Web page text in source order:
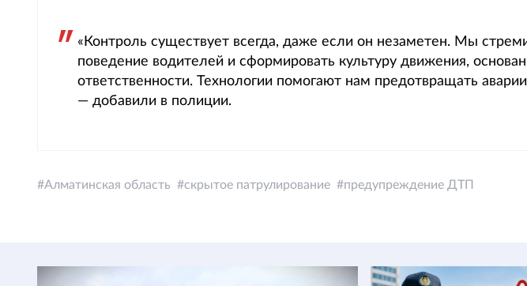
«Контроль существует всегда, даже если он незаметен. Мы
поведение водителей и сформировать культуру движения,
ответственности. Технологии помогают нам предотвращать
— добавили в полиции.
Алматинская область скрытое патрулирование предупреждение ДТП